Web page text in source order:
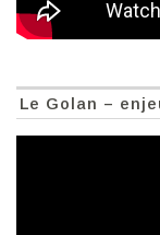
Le Golan –